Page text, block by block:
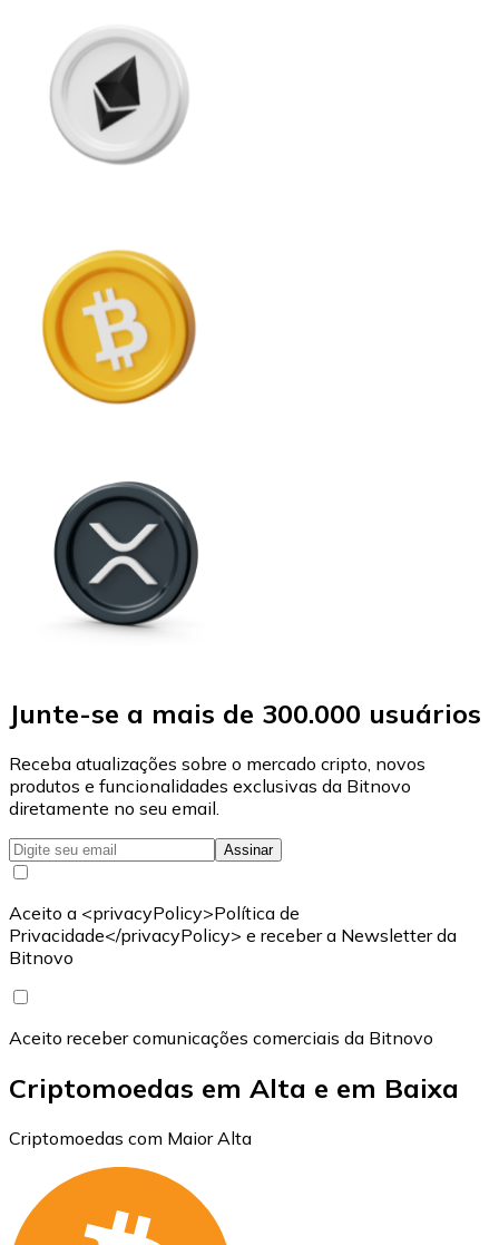
Junte-se a mais de 300.000 usuários
Receba atualizações sobre o mercado cripto, novos
produtos e funcionalidades exclusivas da Bitnovo
diretamente no seu email.
Assinar
Aceito a <privacyPolicy>Política de
Privacidade</privacyPolicy> e receber a Newsletter da
Bitnovo
Aceito receber comunicações comerciais da Bitnovo
Criptomoedas em Alta e em Baixa
Criptomoedas com Maior Alta